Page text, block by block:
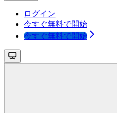
ログイン
今すぐ無料で開始
今すぐ無料で開始